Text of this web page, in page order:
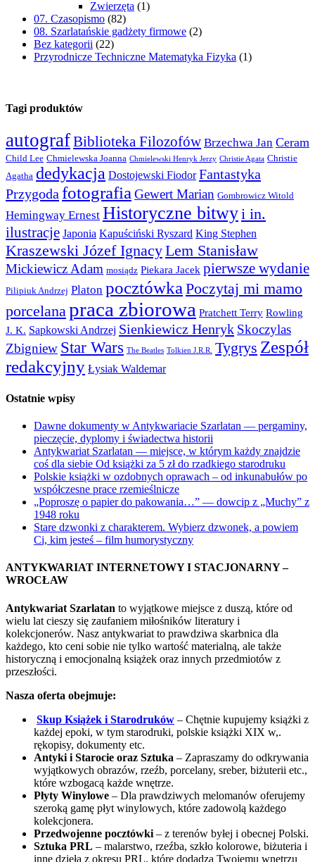
Zwierzęta (1)
07. Czasopismo (82)
08. Szarlatańskie gadżety firmowe (2)
Bez kategorii (22)
Przyrodnicze Techniczne Matematyka Fizyka (1)
Tagi produktów
autografBiblioteka Filozofów Brzechwa Jan Ceram
Child Lee Chmielewska Joanna Chmielewski Henryk Jerzy Christie Agata Christie
Agatha dedykacja Dostojewski Fiodor Fantastyka
Przygodafotografia Gewert Marian Gombrowicz Witold
Hemingway Ernest Historyczne bitwyi in.
ilustracje Japonia Kapuściński Ryszard King Stephen
Kraszewski Józef IgnacyLem Stanisław
Mickiewicz Adam mosiądz Piekara Jacek pierwsze wydanie
Pilipiuk Andrzej Platon pocztówka Poczytaj mi mamo
porcelanapraca zbiorowa Pratchett Terry Rowling
J. K. Sapkowski Andrzej Sienkiewicz Henryk Skoczylas
Zbigniew Star Wars The Beatles Tolkien J.R.R. Tygrys Zespół
redakcyjny Łysiak Waldemar
Ostatnie wpisy
Dawne dokumenty w Antykwariacie Szarlatan — pergaminy,
pieczęcie, dyplomy i świadectwa historii
Antykwariat Szarlatan — miejsce, w którym każdy znajdzie
coś dla siebie Od książki za 5 zł do rzadkiego starodruku
Polskie książki w ozdobnych oprawach – od inkunabułów po
współczesne prace rzemieślnicze
„Poproszę o papier do pakowania…” — dowcip z „Muchy” z
1948 roku
Stare dzwonki z charakterem. Wybierz dzwonek, a powiem
Ci, kim jesteś – film humorystyczny
ANTYKWARIAT INTERNETOWY I STACJONARNY –
WROCŁAW
Antykwariat Szarlatan to wyjątkowe miejsce z duszą, które od
wielu lat cieszy się zaufaniem miłośników literatury i
kolekcjonerów. Nasz antykwariat to prawdziwa skarbnica dla
każdego, kto ceni sobie nie tylko wartość materialną, ale także
historyczną i emocjonalną książek oraz innych przedmiotów z
przeszłości.
Nasza oferta obejmuje:
Skup Książek i Starodruków – Chętnie kupujemy książki z
każdej epoki, w tym starodruki, polskie książki XIX w,.
rękopisy, dokumenty etc.
Antyki i Starocie oraz Sztuka – Zapraszamy do odkrywania
wyjątkowych obrazów, rzeźb, porcelany, sreber, biżuterii etc.,
które wzbogacą każde wnętrze.
Płyty Winylowe – Dla prawdziwych melomanów oferujemy
szeroką gamę płyt winylowych, które zadowolą każdego
kolekcjonera.
Przedwojenne pocztówki – z terenów byłej i obecnej Polski.
Sztuka PRL – malarstwo, rzeźba, szkło kolorowe, biżuteria i
inne dzieła z okresu PRL, które dodadzą Twojemu wnętrzu